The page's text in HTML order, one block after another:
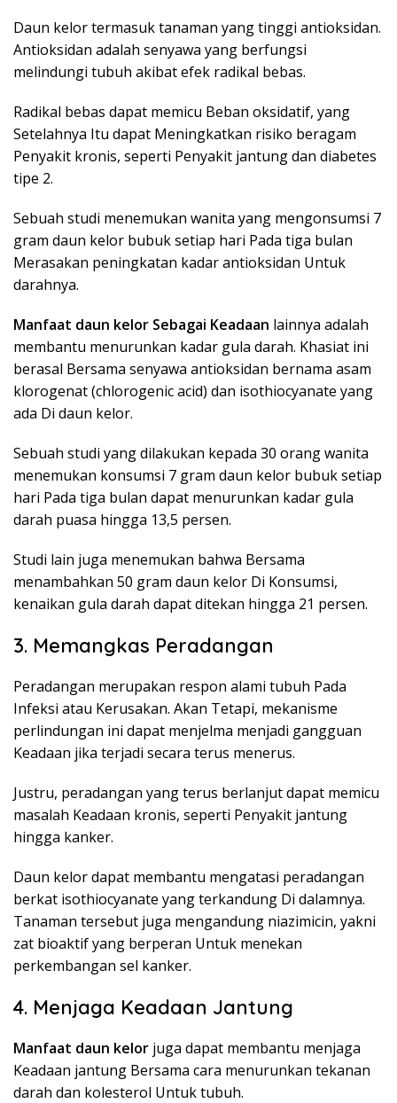
Daun kelor termasuk tanaman yang tinggi antioksidan.
Antioksidan adalah senyawa yang berfungsi
melindungi tubuh akibat efek radikal bebas.
Radikal bebas dapat memicu Beban oksidatif, yang
Setelahnya Itu dapat Meningkatkan risiko beragam
Penyakit kronis, seperti Penyakit jantung dan diabetes
tipe 2.
Sebuah studi menemukan wanita yang mengonsumsi 7
gram daun kelor bubuk setiap hari Pada tiga bulan
Merasakan peningkatan kadar antioksidan Untuk
darahnya.
Manfaat daun kelor Sebagai Keadaan lainnya adalah
membantu menurunkan kadar gula darah. Khasiat ini
berasal Bersama senyawa antioksidan bernama asam
klorogenat (chlorogenic acid) dan isothiocyanate yang
ada Di daun kelor.
Sebuah studi yang dilakukan kepada 30 orang wanita
menemukan konsumsi 7 gram daun kelor bubuk setiap
hari Pada tiga bulan dapat menurunkan kadar gula
darah puasa hingga 13,5 persen.
Studi lain juga menemukan bahwa Bersama
menambahkan 50 gram daun kelor Di Konsumsi,
kenaikan gula darah dapat ditekan hingga 21 persen.
3. Memangkas Peradangan
Peradangan merupakan respon alami tubuh Pada
Infeksi atau Kerusakan. Akan Tetapi, mekanisme
perlindungan ini dapat menjelma menjadi gangguan
Keadaan jika terjadi secara terus menerus.
Justru, peradangan yang terus berlanjut dapat memicu
masalah Keadaan kronis, seperti Penyakit jantung
hingga kanker.
Daun kelor dapat membantu mengatasi peradangan
berkat isothiocyanate yang terkandung Di dalamnya.
Tanaman tersebut juga mengandung niazimicin, yakni
zat bioaktif yang berperan Untuk menekan
perkembangan sel kanker.
4. Menjaga Keadaan Jantung
Manfaat daun kelor juga dapat membantu menjaga
Keadaan jantung Bersama cara menurunkan tekanan
darah dan kolesterol Untuk tubuh.